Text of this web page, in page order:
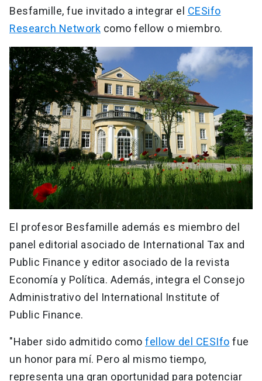
Besfamille, fue invitado a integrar el CESifo
Research Network como fellow o miembro.
El profesor Besfamille además es miembro del
panel editorial asociado de International Tax and
Public Finance y editor asociado de la revista
Economía y Política. Además, integra el Consejo
Administrativo del International Institute of
Public Finance.
"Haber sido admitido como fellow del CESIfo fue
un honor para mí. Pero al mismo tiempo,
representa una gran oportunidad para potenciar